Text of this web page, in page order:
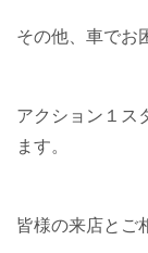
その他、車でお
アクション１ス
ます。
皆様の来店とご